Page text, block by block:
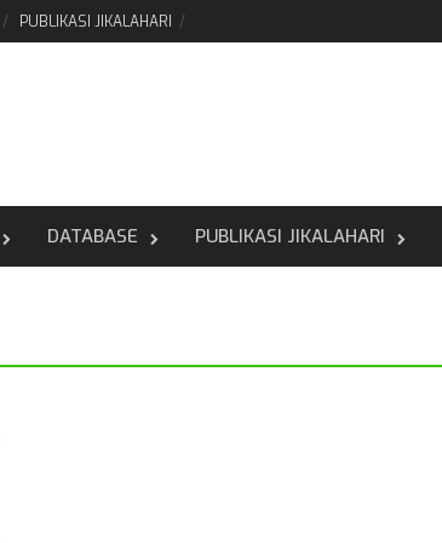
PUBLIKASI JIKALAHARI
DATABASE PUBLIKASI JIKALAHARI